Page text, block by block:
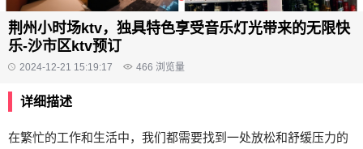
荆州小时场ktv，独具特色享受音乐灯光带来的无限快
乐-沙市区ktv预订
2024-12-21 15:19:17 466 浏览量
详细描述
在繁忙的工作和生活中，我们都需要找到一处放松和舒缓压力的